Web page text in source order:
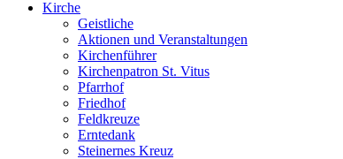
Kirche
Geistliche
Aktionen und Veranstaltungen
Kirchenführer
Kirchenpatron St. Vitus
Pfarrhof
Friedhof
Feldkreuze
Erntedank
Steinernes Kreuz